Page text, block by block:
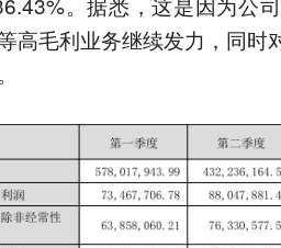
高毛利业务继续发力，同时